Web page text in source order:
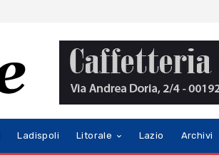
Ladispoli Litorale Lazio Archivi